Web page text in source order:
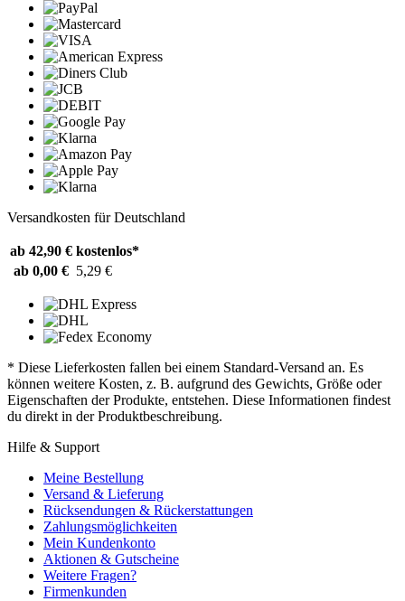
Versandkosten für Deutschland
ab 42,90 € kostenlos*
ab 0,00 € 5,29 €
* Diese Lieferkosten fallen bei einem Standard-Versand an. Es
können weitere Kosten, z. B. aufgrund des Gewichts, Größe oder
Eigenschaften der Produkte, entstehen. Diese Informationen findest
du direkt in der Produktbeschreibung.
Hilfe & Support
Meine Bestellung
Versand & Lieferung
Rücksendungen & Rückerstattungen
Zahlungsmöglichkeiten
Mein Kundenkonto
Aktionen & Gutscheine
Weitere Fragen?
Firmenkunden